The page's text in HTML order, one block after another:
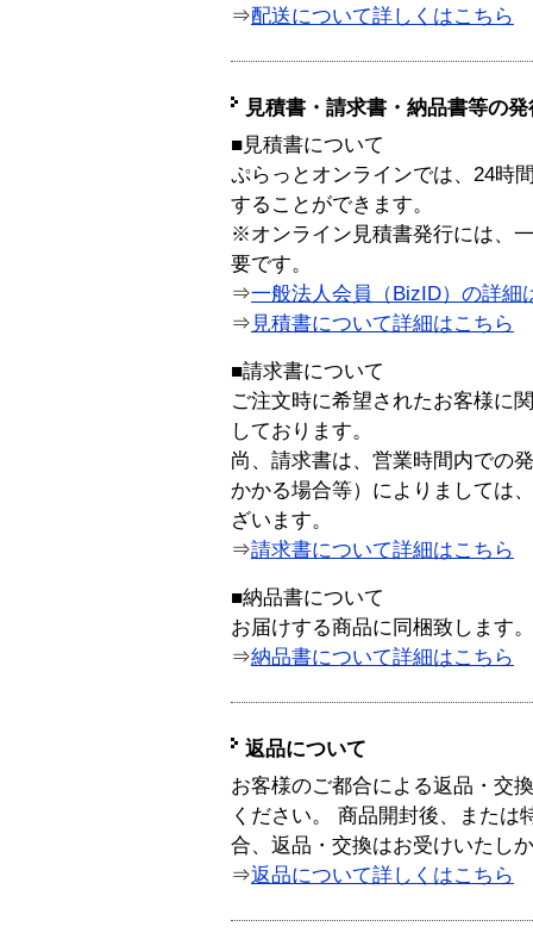
⇒配送について詳しくはこちら
見積書・請求書・納品書等の
■見積書について
ぷらっとオンラインでは、24時
することができます。
※オンライン見積書発行には、
要です。
⇒一般法人会員（BizID）の詳細
⇒ 見積書について詳細はこちら
■請求書について
ご注文時に希望されたお客様に
しております。
尚、請求書は、営業時間内での
かかる場合等）によりましては
ざいます。
⇒請求書について詳細はこちら
■納品書について
お届けする商品に同梱致します。
⇒納品書について詳細はこちら
返品について
お客様のご都合による返品・交
ください。 商品開封後、または
合、返品・交換はお受けいたし
⇒返品について詳しくはこちら